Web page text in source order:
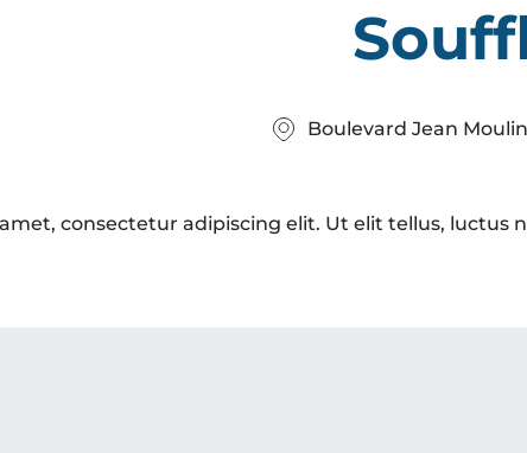
Boulevard Jean Moulin
consectetur adipiscing elit. Ut elit tellus, luctus